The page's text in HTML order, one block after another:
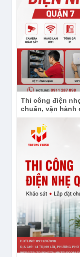
Thi công điện
chuẩn, vận hành